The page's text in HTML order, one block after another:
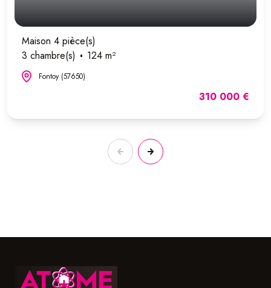
Maison 4 pièce(s)
3 chambre(s)
124 m²
Fontoy (57650)
310 000 €